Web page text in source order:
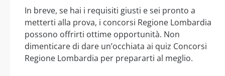
In breve, se hai i requisiti giusti e sei pronto a
metterti alla prova, i concorsi Regione Lombardia
possono offrirti ottime opportunità. Non
dimenticare di dare un’occhiata ai quiz Concorsi
Regione Lombardia per prepararti al meglio.